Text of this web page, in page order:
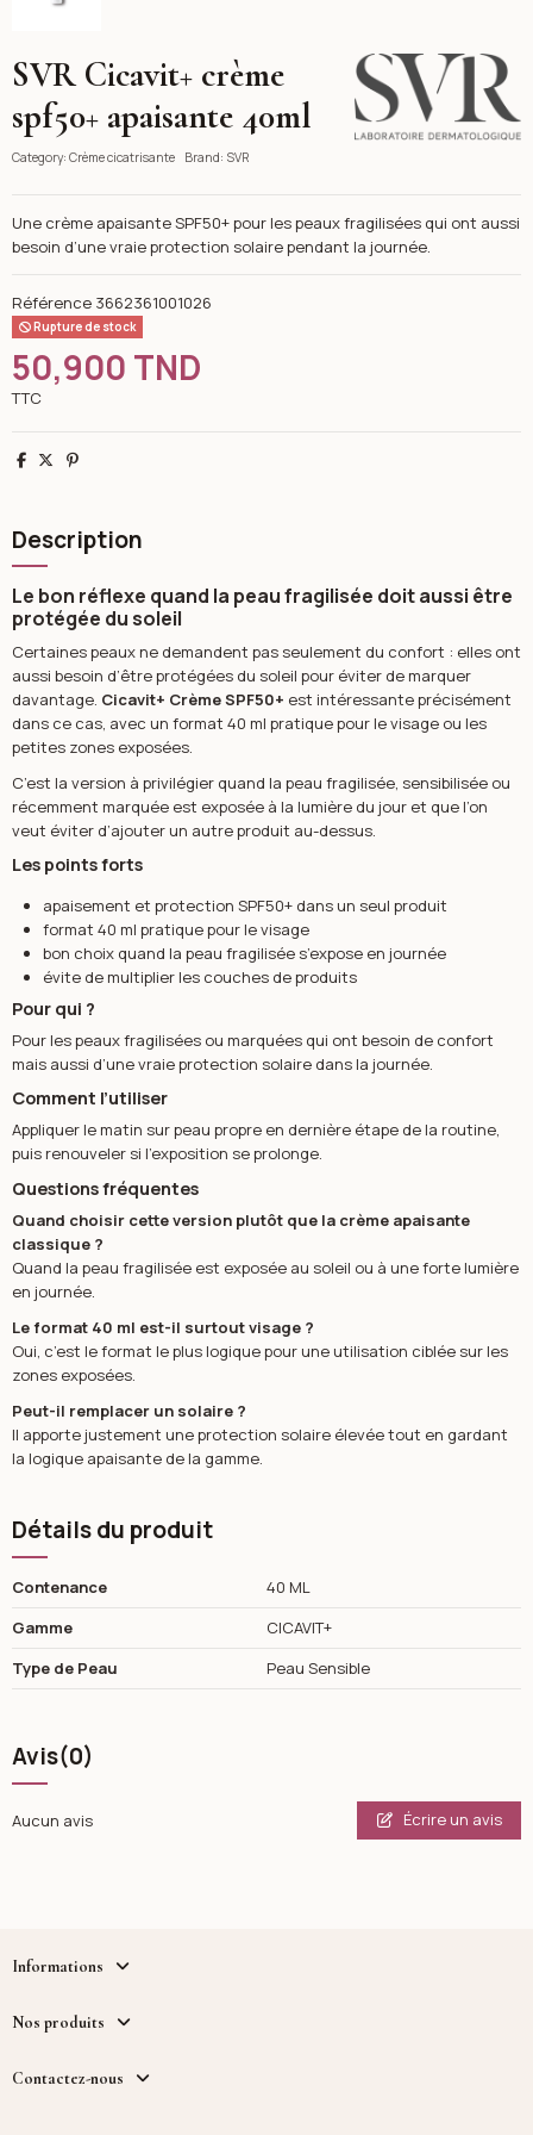
SVR
SVR Cicavit+ crème
spf50+ apaisante 40ml
Category: Crème cicatrisante Brand: SVR
Une crème apaisante SPF50+ pour les peaux fragilisées qui ont aussi
besoin d’une vraie protection solaire pendant la journée.
Référence 3662361001026
Rupture de stock
50,900 TND
TTC
Partager
TweetPinterest
Description
Le bon réflexe quand la peau fragilisée doit aussi être
protégée du soleil
Certaines peaux ne demandent pas seulement du confort : elles ont
aussi besoin d’être protégées du soleil pour éviter de marquer
davantage. Cicavit+ Crème SPF50+ est intéressante précisément
dans ce cas, avec un format 40 ml pratique pour le visage ou les
petites zones exposées.
C’est la version à privilégier quand la peau fragilisée, sensibilisée ou
récemment marquée est exposée à la lumière du jour et que l’on
veut éviter d’ajouter un autre produit au-dessus.
Les points forts
apaisement et protection SPF50+ dans un seul produit
format 40 ml pratique pour le visage
bon choix quand la peau fragilisée s’expose en journée
évite de multiplier les couches de produits
Pour qui ?
Pour les peaux fragilisées ou marquées qui ont besoin de confort
mais aussi d’une vraie protection solaire dans la journée.
Comment l’utiliser
Appliquer le matin sur peau propre en dernière étape de la routine,
puis renouveler si l’exposition se prolonge.
Questions fréquentes
Quand choisir cette version plutôt que la crème apaisante
classique ?
Quand la peau fragilisée est exposée au soleil ou à une forte lumière
en journée.
Le format 40 ml est-il surtout visage ?
Oui, c’est le format le plus logique pour une utilisation ciblée sur les
zones exposées.
Peut-il remplacer un solaire ?
Il apporte justement une protection solaire élevée tout en gardant
la logique apaisante de la gamme.
Détails du produit
Contenance
40 ML
Gamme
CICAVIT+
Type de Peau
Peau Sensible
Avis(0)
Aucun avis Écrire un avis
Informations
Nos produits
Contactez-nous